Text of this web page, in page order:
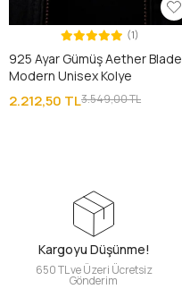
(1)
925 Ayar Gümüş Aether Blade
Modern Unisex Kolye
2.212,50 TL3.549,00 TL
Kargoyu Düşünme!
650 TL ve Üzeri Ücretsiz
Gönderim